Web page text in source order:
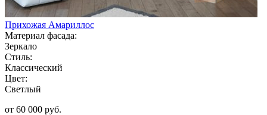
Прихожая Амариллос
Материал фасада:
Зеркало
Стиль:
Классический
Цвет:
Светлый
от 60 000 руб.